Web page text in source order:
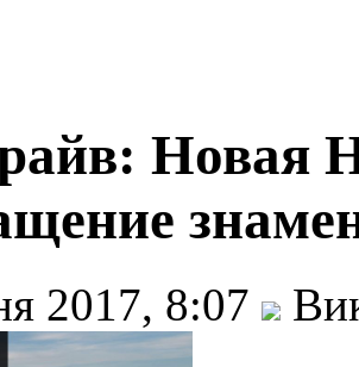
Новая
2017, 8:07